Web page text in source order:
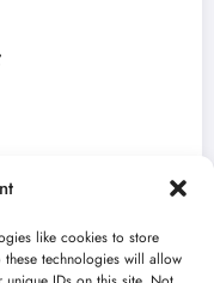
like cookies to store
technologies will allow